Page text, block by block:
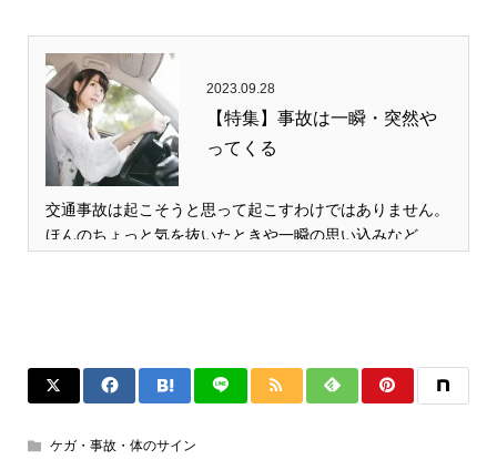
2023.09.28
【特集】事故は一瞬・突然や
ってくる
交通事故は起こそうと思って起こすわけではありません。
ほんのちょっと気を抜いたときや一瞬の思い込みなど…
ケガ・事故・体のサイン